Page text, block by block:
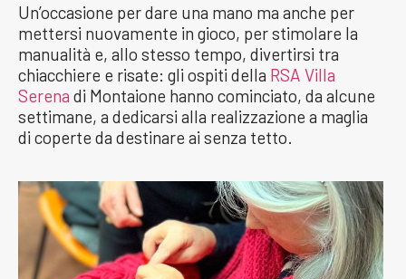
Un’occasione per dare una mano ma anche per
mettersi nuovamente in gioco, per stimolare la
manualità e, allo stesso tempo, divertirsi tra
chiacchiere e risate: gli ospiti della RSA Villa
Serena di Montaione hanno cominciato, da alcune
settimane, a dedicarsi alla realizzazione a maglia
di coperte da destinare ai senza tetto.